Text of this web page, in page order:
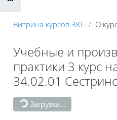
Витрина курсов 3KL О
Учебные и
практики 3 курс
34.02.01
Загрузка...